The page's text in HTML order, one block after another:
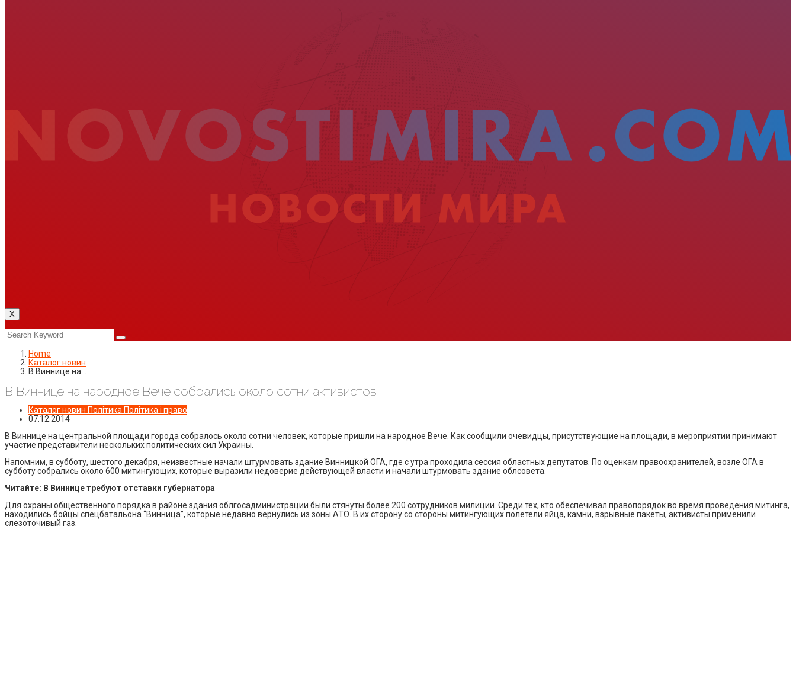
X
Home
Каталог новин
В Виннице на…
В Виннице на народное Вече собрались около сотни активистов
Каталог новин Політика Політика і право
07.12.2014
В Виннице на центральной площади города собралось около сотни человек, которые пришли на народное Вече. Как сообщили очевидцы, присутствующие на площади, в мероприятии принимают
участие представители нескольких политических сил Украины.
Напомним, в субботу, шестого декабря, неизвестные начали штурмовать здание Винницкой ОГА, где с утра проходила сессия областных депутатов. По оценкам правоохранителей, возле ОГА в
субботу собрались около 600 митингующих, которые выразили недоверие действующей власти и начали штурмовать здание облсовета.
Читайте: В Виннице требуют отставки губернатора
Для охраны общественного порядка в районе здания облгосадминистрации были стянуты более 200 сотрудников милиции. Среди тех, кто обеспечивал правопорядок во время проведения митинга,
находились бойцы спецбатальона “Винница”, которые недавно вернулись из зоны АТО. В их сторону со стороны митингующих полетели яйца, камни, взрывные пакеты, активисты применили
слезоточивый газ.